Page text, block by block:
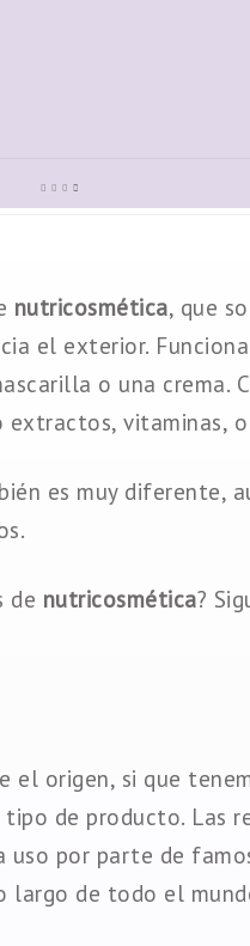
nutricosmética, que
el exterior.
o una crema.
extractos, vitaminas,
es muy diferente,
de nutricosmética?
el origen, si que
de producto. Las
uso por parte de
largo de todo el